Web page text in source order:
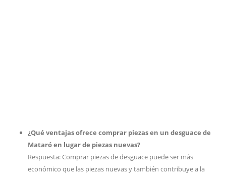
¿Qué ventajas ofrece comprar piezas en un desguace de
Mataró en lugar de piezas nuevas?
Respuesta: Comprar piezas de desguace puede ser más
económico que las piezas nuevas y también contribuye a la